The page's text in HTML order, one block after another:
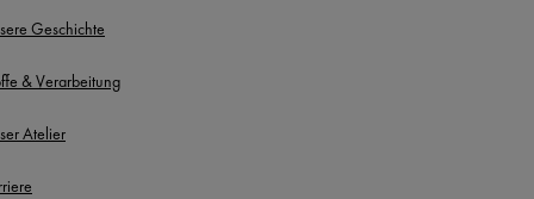
Geschichte
& Verarbeitung
Atelier